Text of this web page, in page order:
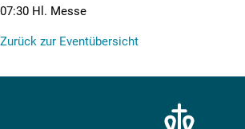
07:30 Hl. Messe
Zurück zur Eventübersicht